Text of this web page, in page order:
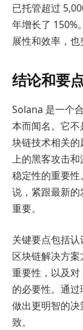
已托管超过
年增长了 150%
展性和效率，也
结论和要
Solana 是一个
本而闻名。它
块链技术相关
上的黑客攻击
稳定性的重要
说，紧跟最新
重要。
关键要点包括
区块链解决方
重要性，以及
的必要性。通
做出更明智的
致。